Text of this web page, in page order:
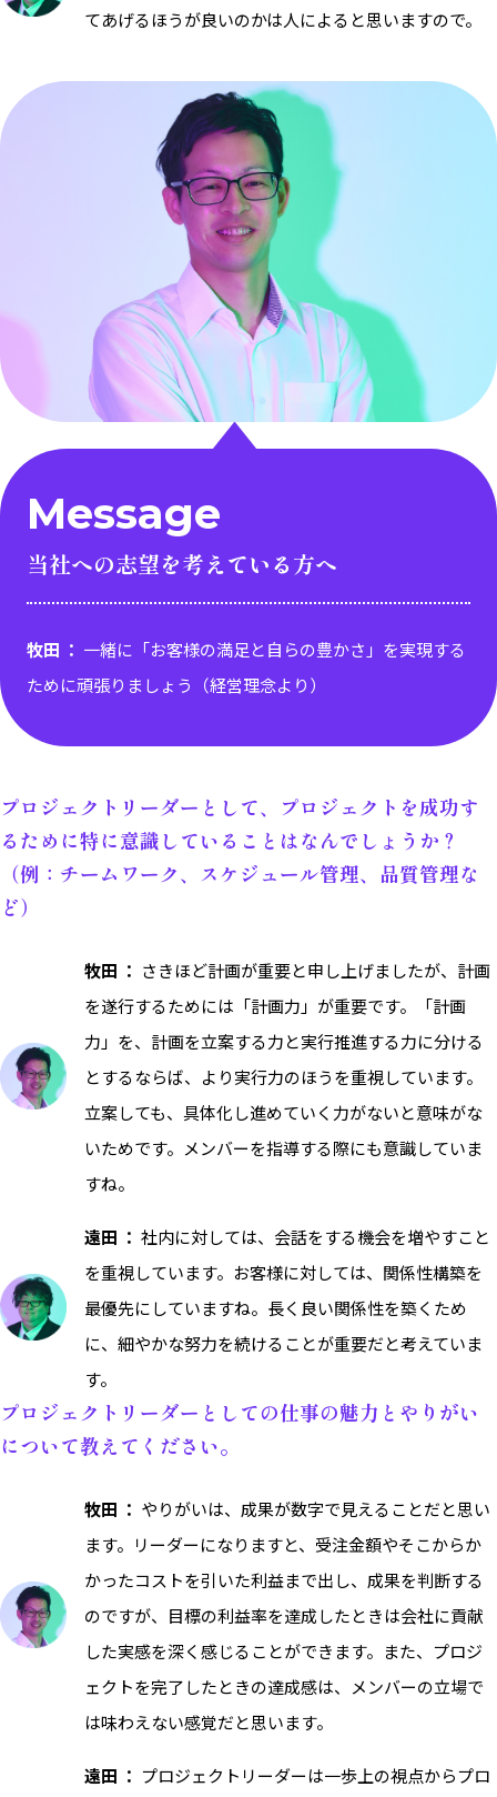
てあげるほうが良いのかは人によると思いますので。
Message
当社への志望を考えている方へ
牧田 ： 一緒に「お客様の満足と自らの豊かさ」を実現する
ために頑張りましょう（経営理念より）
プロジェクトリーダーとして、プロジェクトを成功す
るために特に意識していることはなんでしょうか？
（例：チームワーク、スケジュール管理、品質管理な
ど）
牧田 ： さきほど計画が重要と申し上げましたが、計画
を遂行するためには「計画力」が重要です。「計画
力」を、計画を立案する力と実行推進する力に分ける
とするならば、より実行力のほうを重視しています。
立案しても、具体化し進めていく力がないと意味がな
いためです。メンバーを指導する際にも意識していま
すね。
遠田 ： 社内に対しては、会話をする機会を増やすこと
を重視しています。お客様に対しては、関係性構築を
最優先にしていますね。長く良い関係性を築くため
に、細やかな努力を続けることが重要だと考えていま
す。
プロジェクトリーダーとしての仕事の魅力とやりがい
について教えてください。
牧田 ： やりがいは、成果が数字で見えることだと思い
ます。リーダーになりますと、受注金額やそこからか
かったコストを引いた利益まで出し、成果を判断する
のですが、目標の利益率を達成したときは会社に貢献
した実感を深く感じることができます。また、プロジ
ェクトを完了したときの達成感は、メンバーの立場で
は味わえない感覚だと思います。
遠田 ： プロジェクトリーダーは一歩上の視点からプロ